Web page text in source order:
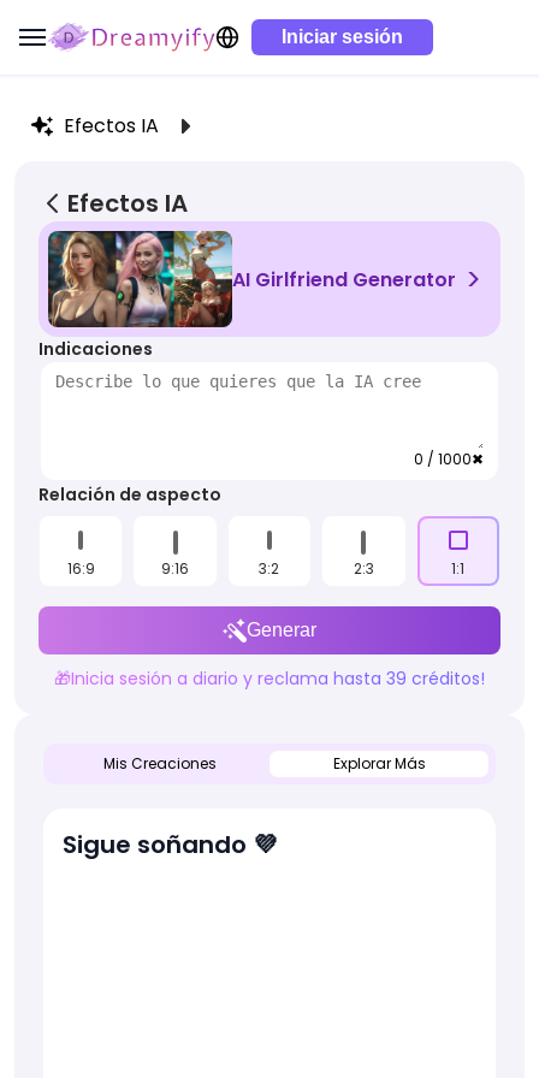
Iniciar sesión
Efectos IA
Efectos IA
AI Girlfriend Generator >
Indicaciones
0 / 1000✖
Relación de aspecto
16:9 9:16 3:2 2:3 1:1
Generar
🎁Inicia sesión a diario y reclama hasta 39 créditos!
Mis Creaciones Explorar Más
Sigue soñando 💜